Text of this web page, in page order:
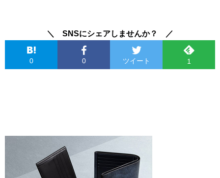
＼ SNSにシェアしませんか？ ／
0 0 ツイート 1